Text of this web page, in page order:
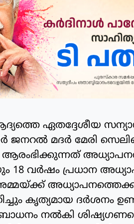
ഏതദ്ദേശീയ
ജനറൽ മദർ മേരി
ആരംഭിക്കുന്നത്
18 വർഷം പ്രധാന
കൃത്യമായ ദർശനം
നൽകി